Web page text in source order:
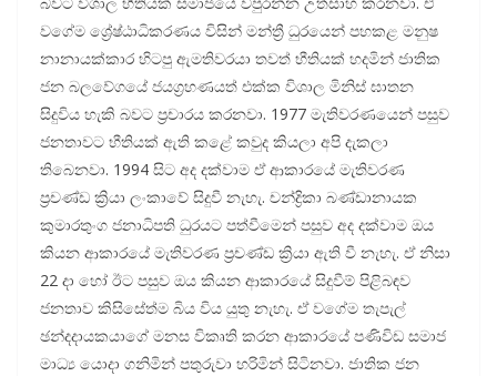
වගේම ශ්‍රේෂ්ඨාධිකරණය විසින් මන්ත්‍රී ධුරයෙන් පහකළ මනුෂ
නානායක්කාර හිටපු ඇමතිවරයා තවත් භීතියක් හදමින් ජාතික
ජන බලවේගයේ ජයග්‍රහණයත් එක්ක විශාල මිනිස් ඝාතන
සිදුවිය හැකි බවට ප්‍රචාරය කරනවා. 1977 මැතිවරණයෙන් පසුව
ජනතාවට භීතියක් ඇති කළේ කවුද කියලා අපි දැකලා
තිබෙනවා. 1994 සිට අද දක්වාම ඒ ආකාරයේ මැතිවරණ
ප්‍රචණ්ඩ ක්‍රියා ලංකාවේ සිදුවී නැහැ. චන්ද්‍රිකා බණ්ඩානායක
කුමාරතුංග ජනාධිපති ධුරයට පත්වීමෙන් පසුව අද දක්වාම ඔය
කියන ආකාරයේ මැතිවරණ ප්‍රචණ්ඩ ක්‍රියා ඇති වී නැහැ. ඒ නිසා
22 දා හෝ ඊට පසුව ඔය කියන ආකාරයේ සිදුවීම් පිළිබඳව
ජනතාව කිසිසේත්ම බිය විය යුතු නැහැ. ඒ වගේම තැපැල්
ඡන්දදායකයාගේ මනස විකෘති කරන ආකාරයේ පණිවිඩ සමාජ
මාධ්‍ය යොදා ගනිමින් පතුරුවා හරිමින් සිටිනවා. ජාතික ජන